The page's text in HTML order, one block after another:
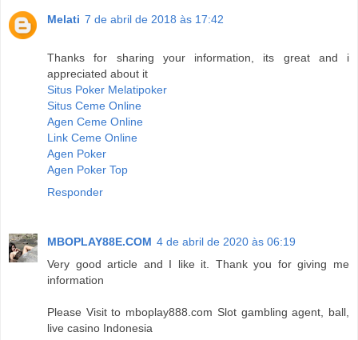
Melati 7 de abril de 2018 às 17:42
Thanks for sharing your information, its great and i
appreciated about it
Situs Poker Melatipoker
Situs Ceme Online
Agen Ceme Online
Link Ceme Online
Agen Poker
Agen Poker Top
Responder
MBOPLAY88E.COM 4 de abril de 2020 às 06:19
Very good article and I like it. Thank you for giving me
information
Please Visit to mboplay888.com Slot gambling agent, ball,
live casino Indonesia